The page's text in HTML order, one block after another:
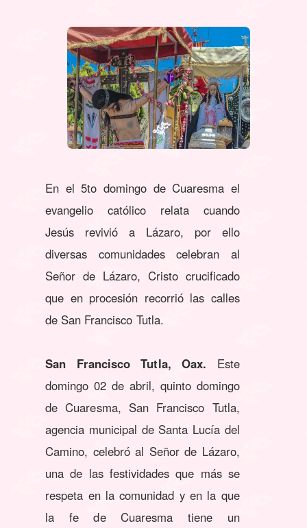
En el 5to domingo de Cuaresma el
evangelio católico relata cuando
Jesús revivió a Lázaro, por ello
diversas comunidades celebran al
Señor de Lázaro, Cristo crucificado
que en procesión recorrió las calles
de San Francisco Tutla.
San Francisco Tutla, Oax. Este
domingo 02 de abril, quinto domingo
de Cuaresma, San Francisco Tutla,
agencia municipal de Santa Lucía del
Camino, celebró al Señor de Lázaro,
una de las festividades que más se
respeta en la comunidad y en la que
la fe de Cuaresma tiene un